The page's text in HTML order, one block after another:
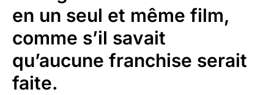
en un seul et même film,
comme s’il savait
qu’aucune franchise serait
faite.